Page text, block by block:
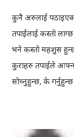
कुनै अरुलाई
तपाईलाई कस्तो
भने कस्तो महशुस
कुराहरु तपाईले
सोच्नुहुन्छ, के
गुगल ले नै आफ्नो